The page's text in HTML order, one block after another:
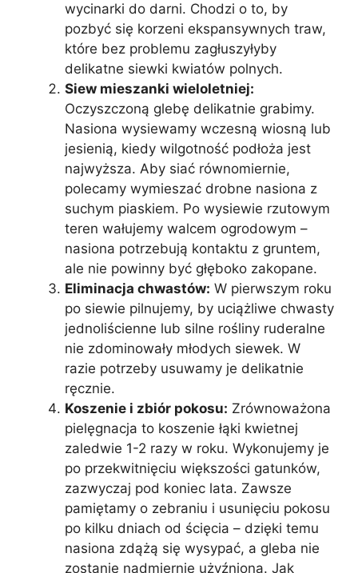
wycinarki do darni. Chodzi o to, by
pozbyć się korzeni ekspansywnych traw,
które bez problemu zagłuszyłyby
delikatne siewki kwiatów polnych.
Siew mieszanki wieloletniej:
Oczyszczoną glebę delikatnie grabimy.
Nasiona wysiewamy wczesną wiosną lub
jesienią, kiedy wilgotność podłoża jest
najwyższa. Aby siać równomiernie,
polecamy wymieszać drobne nasiona z
suchym piaskiem. Po wysiewie rzutowym
teren wałujemy walcem ogrodowym –
nasiona potrzebują kontaktu z gruntem,
ale nie powinny być głęboko zakopane.
Eliminacja chwastów: W pierwszym roku
po siewie pilnujemy, by uciążliwe chwasty
jednoliścienne lub silne rośliny ruderalne
nie zdominowały młodych siewek. W
razie potrzeby usuwamy je delikatnie
ręcznie.
Koszenie i zbiór pokosu: Zrównoważona
pielęgnacja to koszenie łąki kwietnej
zaledwie 1-2 razy w roku. Wykonujemy je
po przekwitnięciu większości gatunków,
zazwyczaj pod koniec lata. Zawsze
pamiętamy o zebraniu i usunięciu pokosu
po kilku dniach od ścięcia – dzięki temu
nasiona zdążą się wysypać, a gleba nie
zostanie nadmiernie użyźniona. Jak